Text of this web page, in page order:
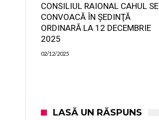
CONSILIUL RAIONAL CAHUL SE
CONVOACĂ ÎN ŞEDINŢĂ
ORDINARĂ LA 12 DECEMBRIE
2025
02/12/2025
LASĂ UN RĂSPUNS